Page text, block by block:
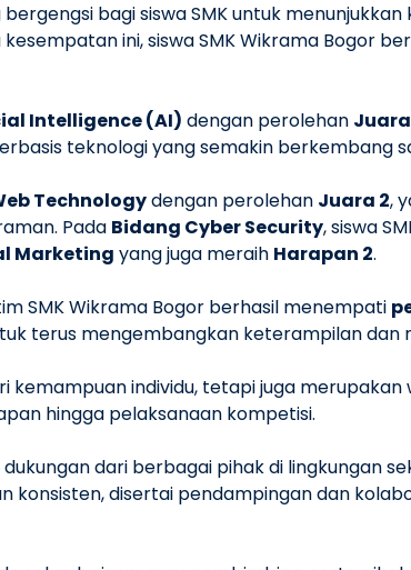
bergengsi bagi siswa SMK untuk
ini, siswa SMK Wikrama Bogor
Intelligence (AI) dengan perolehan Juara
teknologi yang semakin berkembang
Technologydengan perolehan Juara 2,
Pada Bidang Cyber Security, siswa
Marketing yang juga meraih Harapan 2.
SMK Wikrama Bogor berhasil menempati
terus mengembangkan keterampilan dan
kemampuan individu, tetapi juga
hingga pelaksanaan kompetisi.
dari berbagai pihak di lingkungan
konsisten, disertai pendampingan dan